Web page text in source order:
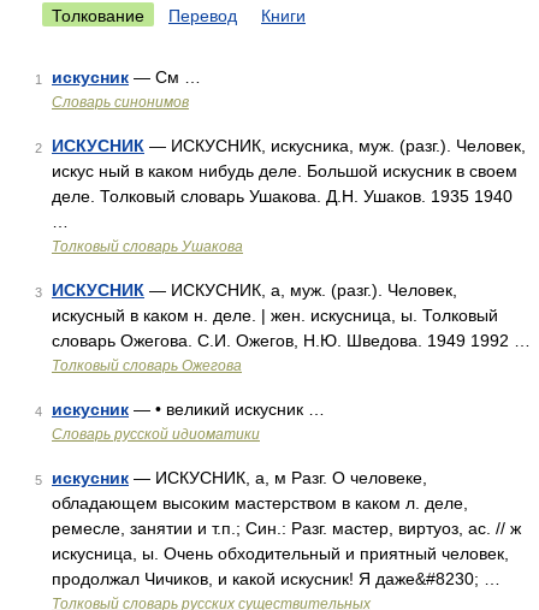
Толкование Перевод Книги
1 искусник — См …
Словарь синонимов
2 ИСКУСНИК — ИСКУСНИК, искусника, муж. (разг.). Человек,
искус ный в каком нибудь деле. Большой искусник в своем
деле. Толковый словарь Ушакова. Д.Н. Ушаков. 1935 1940
Толковый словарь Ушакова
3 ИСКУСНИК — ИСКУСНИК, а, муж. (разг.). Человек,
искусный в каком н. деле. | жен. искусница, ы. Толковый
словарь Ожегова. С.И. Ожегов, Н.Ю. Шведова. 1949 1992 …
Толковый словарь Ожегова
4 искусник — • великий искусник …
Словарь русской идиоматики
5 искусник — ИСКУСНИК, а, м Разг. О человеке,
обладающем высоким мастерством в каком л. деле,
ремесле, занятии и т.п.; Син.: Разг. мастер, виртуоз, ас. // ж
искусница, ы. Очень обходительный и приятный человек,
продолжал Чичиков, и какой искусник! Я даже&#8230; …
Толковый словарь русских существительных